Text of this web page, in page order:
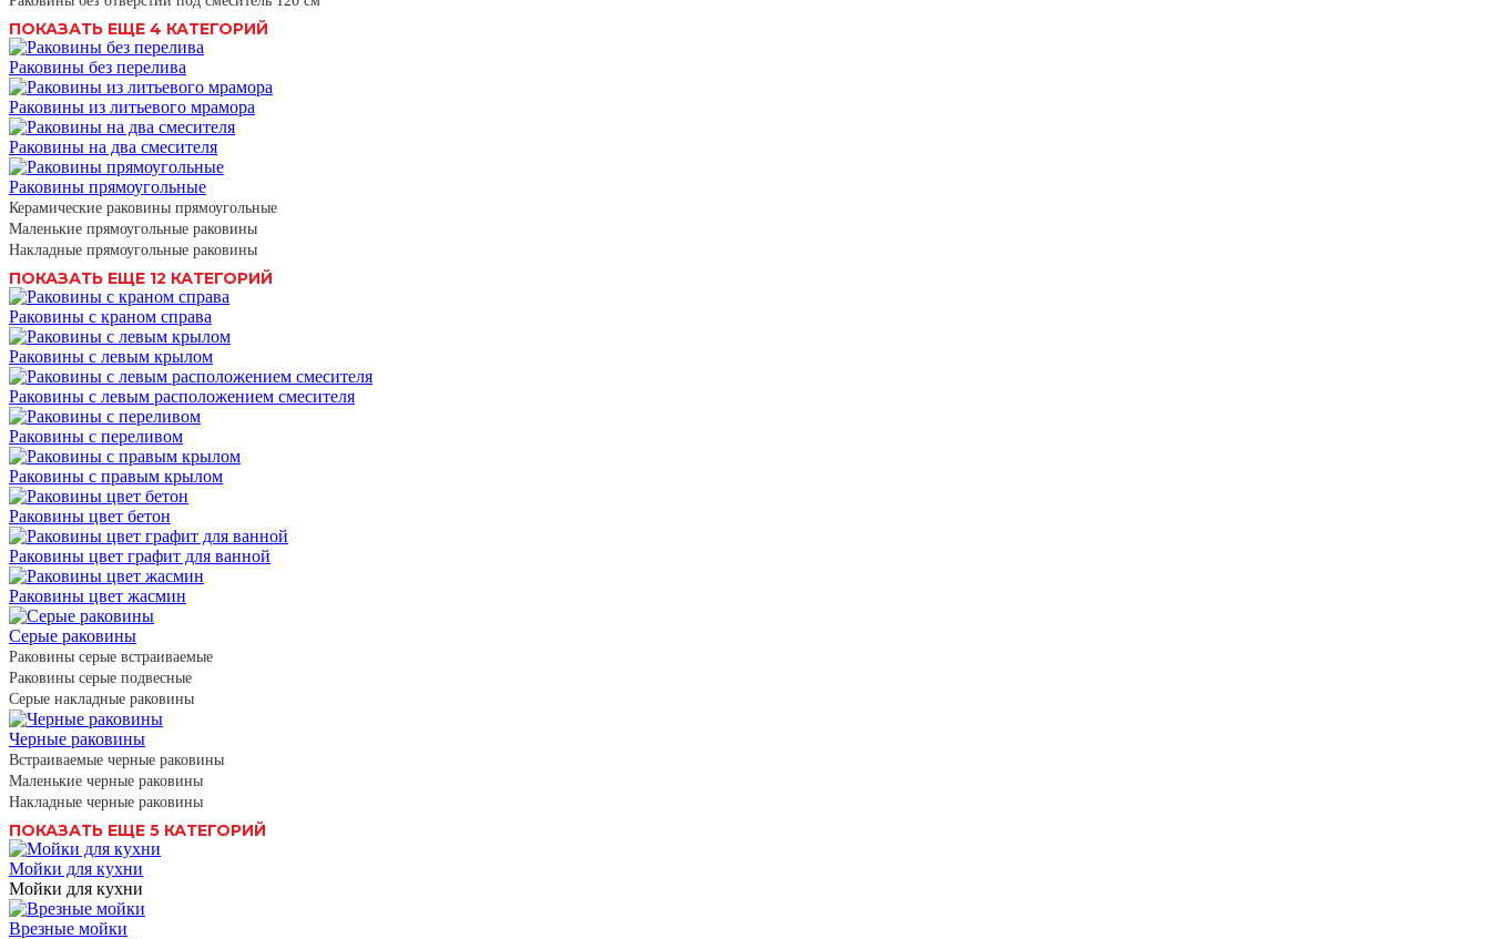
ПОКАЗАТЬ ЕЩЕ 4 КАТЕГОРИЙ
Раковины без перелива
Раковины из литьевого мрамора
Раковины на два смесителя
Раковины прямоугольные
Керамические раковины прямоугольные
Маленькие прямоугольные раковины
Накладные прямоугольные раковины
ПОКАЗАТЬ ЕЩЕ 12 КАТЕГОРИЙ
Раковины с краном справа
Раковины с левым крылом
Раковины с левым расположением смесителя
Раковины с переливом
Раковины с правым крылом
Раковины цвет бетон
Раковины цвет графит для ванной
Раковины цвет жасмин
Серые раковины
Раковины серые встраиваемые
Раковины серые подвесные
Серые накладные раковины
Черные раковины
Встраиваемые черные раковины
Маленькие черные раковины
Накладные черные раковины
ПОКАЗАТЬ ЕЩЕ 5 КАТЕГОРИЙ
Мойки для кухни
Мойки для кухни
Врезные мойки